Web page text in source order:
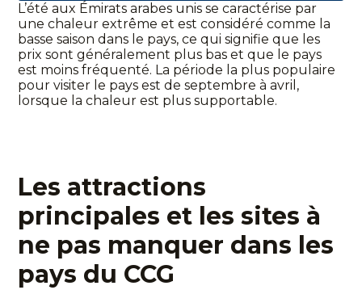
L’été aux Émirats arabes unis se caractérise par
une chaleur extrême et est considéré comme la
basse saison dans le pays, ce qui signifie que les
prix sont généralement plus bas et que le pays
est moins fréquenté. La période la plus populaire
pour visiter le pays est de septembre à avril,
lorsque la chaleur est plus supportable.
Les attractions
principales et les sites à
ne pas manquer dans les
pays du CCG